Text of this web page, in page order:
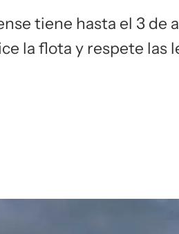
tiene hasta el 3 de
la flota y respete las